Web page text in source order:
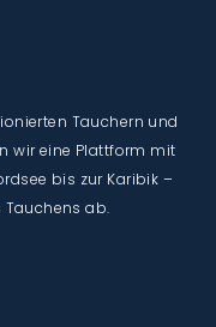
Tauchern und
wir eine Plattform mit
bis zur Karibik –
ab.